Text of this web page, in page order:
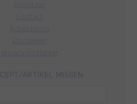
ARTIKEL MISSEN